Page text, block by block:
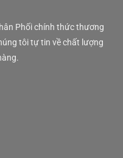
Phối chính thức thương
tôi tự tin về chất lượng